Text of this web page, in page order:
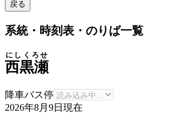
戻る
系統・時刻表・のりば一覧
西黒瀬
にしくろせ
降車バス停
2026年8月9日 現在